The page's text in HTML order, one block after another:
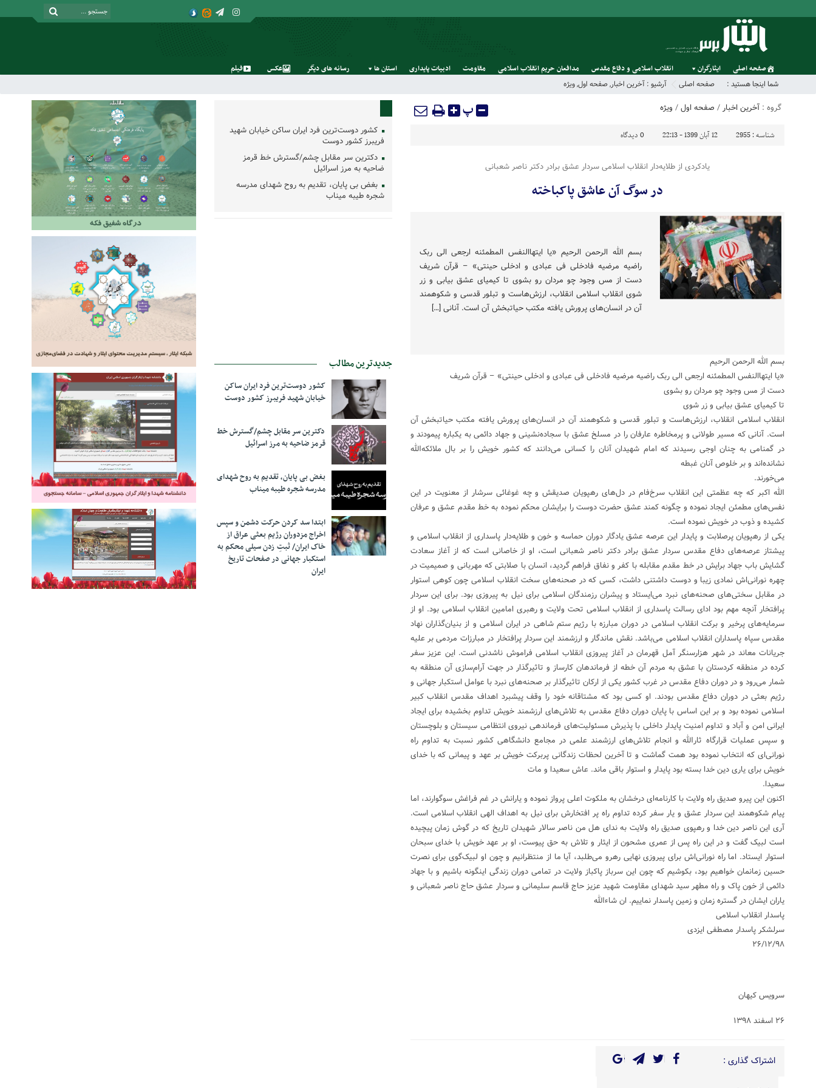
صفحه اصلی ایثارگران انقلاب اسلامی و دفاع مقدس مدافعان حریم انقلاب اسلامی مقاومت ادبیات پایداری استان‌ ها رسانه‌ های‌ دیگر عکس فیلم
شما اینجا هستید : صفحه اصلی آرشیو : آخرین اخبار,صفحه اول,ویژه
گروه : آخرین اخبار / صفحه اول/ ویژه پ
شناسه : 2955 12 آبان 1399 - 22:13 0 دیدگاه
یادکردی از طلایه‌دار انقلاب اسلامی سردار عشق برادر دکتر ناصر شعبانی
در سوگ آن عاشق پاکباخته
بسم الله الرحمن الرحیم «یا ایتهاالنفس المطمئنه ارجعی الی ربک
راضیه مرضیه فادخلی فی عبادی و ادخلی حینتی» – قرآن شریف
دست از مس وجود چو مردان رو بشوی تا کیمیای عشق بیابی و زر
شوی انقلاب اسلامی انقلاب، ارزش‌هاست و تبلور قدسی و شکوهمند
آن در انسان‌های پرورش یافته مکتب حیاتبخش آن است. آنانی […]
بسم الله الرحمن الرحیم
«یا ایتهاالنفس المطمئنه ارجعی الی ربک راضیه مرضیه فادخلی فی عبادی و ادخلی حینتی» – قرآن شریف
دست از مس وجود چو مردان رو بشوی
تا کیمیای عشق بیابی و زر شوی
انقلاب اسلامی انقلاب، ارزش‌هاست و تبلور قدسی و شکوهمند آن در انسان‌های پرورش یافته مکتب حیاتبخش آن
است. آنانی که مسیر طولانی و پرمخاطره عارفان را در مسلخ عشق با سجاده‌نشینی و جهاد دائمی به یکباره پیمودند و
در گمنامی به چنان اوجی رسیدند که امام شهیدان آنان را کسانی می‌دانند که کشور خویش را بر بال ملائکه‌الله
نشانده‌اند و بر خلوص آنان غبطه
می‌خورند.
الله اکبر که چه عظمتی این انقلاب سرخ‌فام در دل‌های رهپویان صدیقش و چه غوغائی سرشار از معنویت در این
نفس‌های مطمئن ایجاد نموده و چگونه کمند عشق حضرت دوست را برایشان محکم نموده به خط مقدم عشق و عرفان
کشیده و ذوب در خویش نموده است.
یکی از رهپویان پرصلابت و پایدار این عرصه عشق یادگار دوران حماسه و خون و طلایه‌دار پاسداری از انقلاب اسلامی و
پیشتاز عرصه‌های دفاع مقدس سردار عشق برادر دکتر ناصر شعبانی است، او از خاصانی است که از آغاز سعادت
گشایش باب جهاد برایش در خط مقدم مقابله با کفر و نفاق فراهم گردید، انسان با صلابتی که مهربانی و صمیمیت در
چهره نورانی‌اش نمادی زیبا و دوست داشتنی داشت، کسی که در صحنه‌های سخت انقلاب اسلامی چون کوهی استوار
در مقابل سختی‌های صحنه‌های نبرد می‌ایستاد و پیشران رزمندگان اسلامی برای نیل به پیروزی بود. برای این سردار
پرافتخار آنچه مهم بود ادای رسالت پاسداری از انقلاب اسلامی تحت ولایت و رهبری امامین انقلاب اسلامی بود. او از
سرمایه‌های پرخیر و برکت انقلاب اسلامی در دوران مبارزه با رژیم ستم شاهی در ایران اسلامی و از بنیان‌گذاران نهاد
مقدس سپاه پاسداران انقلاب اسلامی می‌باشد. نقش ماندگار و ارزشمند این سردار پرافتخار در مبارزات مردمی بر علیه
جریانات معاند در شهر هزارسنگر آمل قهرمان در آغاز پیروزی انقلاب اسلامی فراموش ناشدنی است. این عزیز سفر
کرده در منطقه کردستان با عشق به مردم آن خطه از فرماندهان کارساز و تاثیرگذار در جهت آرام‌سازی آن منطقه به
شمار می‌رود و در دوران دفاع مقدس در غرب کشور یکی از ارکان تاثیرگذار بر صحنه‌های نبرد با عوامل استکبار جهانی و
رژیم بعثی در دوران دفاع مقدس بودند. او کسی بود که مشتاقانه خود را وقف پیشبرد اهداف مقدس انقلاب کبیر
اسلامی نموده بود و بر این اساس با پایان دوران دفاع مقدس به تلاش‌های ارزشمند خویش تداوم بخشیده برای ایجاد
ایرانی امن و آباد و تداوم امنیت پایدار داخلی با پذیرش مسئولیت‌های فرماندهی نیروی انتظامی سیستان و بلوچستان
و سپس عملیات قرارگاه ثارالله و انجام تلاش‌های ارزشمند علمی در مجامع دانشگاهی کشور نسبت به تداوم راه
نورانی‌ای که انتخاب نموده بود همت گماشت و تا آخرین لحظات زندگانی پربرکت خویش بر عهد و پیمانی که با خدای
خویش برای یاری دین خدا بسته بود پایدار و استوار باقی ماند. عاش سعیدا و مات
سعیدا.
اکنون این پیرو صدیق راه ولایت با کارنامه‌ای درخشان به ملکوت اعلی پرواز نموده و یارانش در غم فراغش سوگوارند، اما
پیام شکوهمند این سردار عشق و یار سفر کرده تداوم راه پر افتخارش برای نیل به اهداف الهی انقلاب اسلامی است.
آری این ناصر دین خدا و رهپوی صدیق راه ولایت به ندای هل من ناصر سالار شهیدان تاریخ که در گوش زمان پیچیده
است لبیک گفت و در این راه پس از عمری مشحون از ایثار و تلاش به حق پیوست، او بر عهد خویش با خدای سبحان
استوار ایستاد. اما راه نورانی‌اش برای پیروزی نهایی رهرو می‌طلبد، آیا ما از منتظرانیم و چون او لبیک‌گوی برای نصرت
حسین زمانمان خواهیم بود، بکوشیم که چون این سرباز پاکباز ولایت در تمامی دوران زندگی اینگونه باشیم و با جهاد
دائمی از خون پاک و راه مطهر سید شهدای مقاومت شهید عزیز حاج قاسم سلیمانی و سردار عشق حاج ناصر شعبانی و
یاران ایشان در گستره زمان و زمین پاسدار ‌نماییم. ان شاءالله
پاسدار انقلاب اسلامی
سرلشکر پاسدار مصطفی ایزدی
۲۶/۱۲/۹۸
سرویس کیهان
۲۶ اسفند ۱۳۹۸
اشتراک گذاری :
کشور دوست‌ترین فرد ایران ساکن خیابان شهید
فریبرز کشور دوست
دکترین سر مقابل چشم/گسترش خط قرمز
ضاحیه به مرز اسرائیل
بغض بی پایان، تقدیم به روح شهدای مدرسه
شجره طیبه میناب
جدیدترین مطالب
کشور دوست‌ترین فرد ایران ساکن
خیابان شهید فریبرز کشور دوست
دکترین سر مقابل چشم/گسترش خط
قرمز ضاحیه به مرز اسرائیل
بغض بی پایان، تقدیم به روح شهدای
مدرسه شجره طیبه میناب
ابتدا سد کردن حرکت دشمن و سپس
اخراج مزدوران رژیم بعثی عراق از
خاک ایران/ ثبتِ زدن سیلی محکم به
استکبار جهانی در صفحات تاریخ
ایران